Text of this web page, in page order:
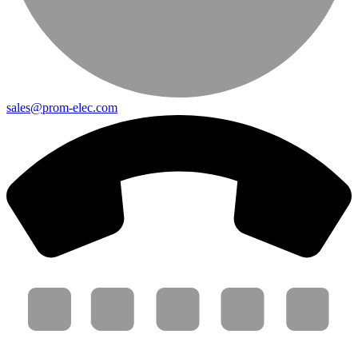
sales@prom-elec.com